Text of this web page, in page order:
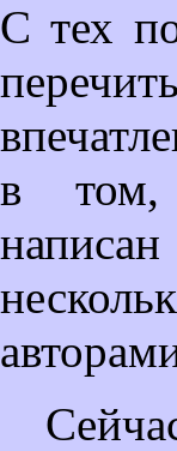
С тех
в том,